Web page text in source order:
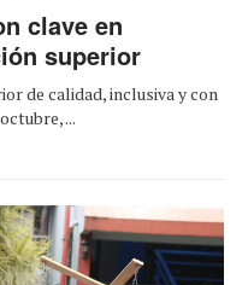
clave en
superior
de calidad, inclusiva y con
...